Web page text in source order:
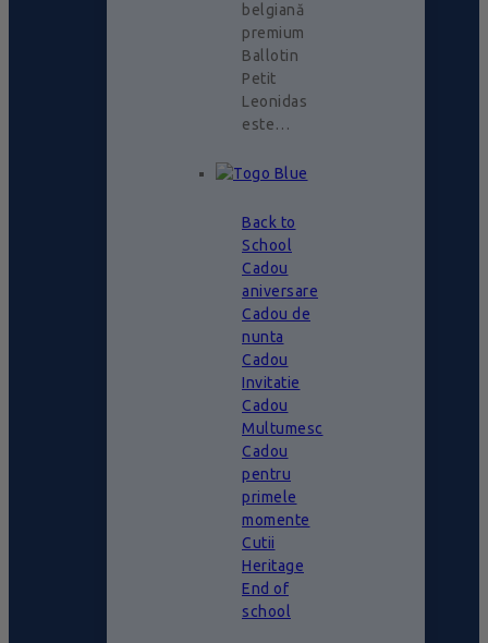
belgiană
premium
Ballotin
Petit
Leonidas
este…
Back to
School
Cadou
aniversare
Cadou de
nunta
Cadou
Invitatie
Cadou
Multumesc
Cadou
pentru
primele
momente
Cutii
Heritage
End of
school